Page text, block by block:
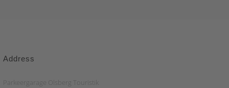
Address
Parkeergarage Olsberg Touristik